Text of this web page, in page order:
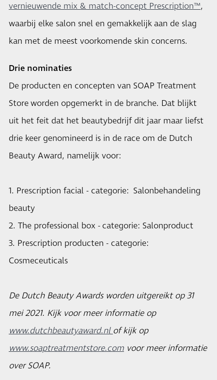
vernieuwende mix & match-concept Prescription™,
waarbij elke salon snel en gemakkelijk aan de slag
kan met de meest voorkomende skin concerns.
Drie nominaties
De producten en concepten van SOAP Treatment
Store worden opgemerkt in de branche. Dat blijkt
uit het feit dat het beautybedrijf dit jaar maar liefst
drie keer genomineerd is in de race om de Dutch
Beauty Award, namelijk voor:
1. Prescription facial - categorie: Salonbehandeling
beauty
2. The professional box - categorie: Salonproduct
3. Prescription producten - categorie:
Cosmeceuticals
De Dutch Beauty Awards worden uitgereikt op 31
mei 2021. Kijk voor meer informatie op
www.dutchbeautyaward.nlof kijk op
www.soaptreatmentstore.com voor meer informatie
over SOAP.